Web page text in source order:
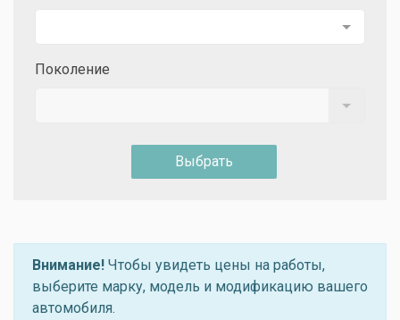
Поколение
Выбрать
Внимание! Чтобы увидеть цены на работы,
выберите марку, модель и модификацию вашего
автомобиля.